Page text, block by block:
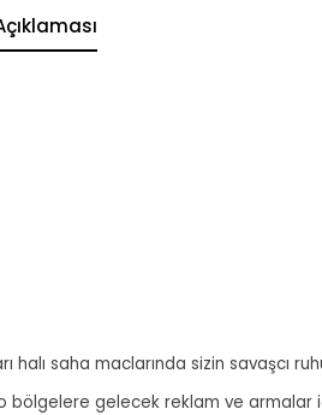
saha maclarında sizin savaşcı
bölgelere gelecek reklam ve armalar